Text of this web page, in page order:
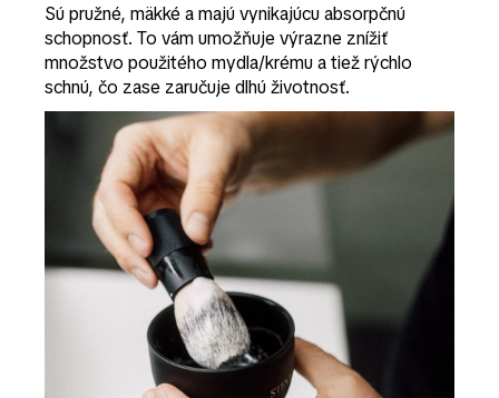
Sú pružné, mäkké a majú vynikajúcu absorpčnú
schopnosť. To vám umožňuje výrazne znížiť
množstvo použitého mydla/krému a tiež rýchlo
schnú, čo zase zaručuje dlhú životnosť.